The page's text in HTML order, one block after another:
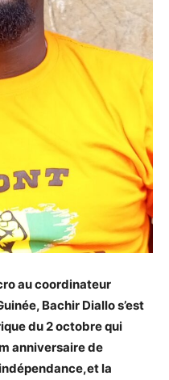
au coordinateur
Bachir Diallo s’est
du 2 octobre qui
anniversaire de
la